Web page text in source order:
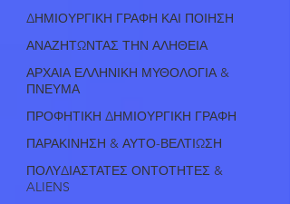
ΔΗΜΙΟΥΡΓΙΚΗ ΓΡΑΦΗ ΚΑΙ ΠΟΙΗΣΗ
ΑΝΑΖΗΤΩΝΤΑΣ ΤΗΝ ΑΛΗΘΕΙΑ
ΑΡΧΑΙΑ ΕΛΛΗΝΙΚΗ ΜΥΘΟΛΟΓΙΑ &
ΠΝΕΥΜΑ
ΠΡΟΦΗΤΙΚΗ ΔΗΜΙΟΥΡΓΙΚΗ ΓΡΑΦΗ
ΠΑΡΑΚΙΝΗΣΗ & ΑΥΤΟ-ΒΕΛΤΙΩΣΗ
ΠΟΛΥΔΙΑΣΤΑΤΕΣ ΟΝΤΟΤΗΤΕΣ &
ALIENS